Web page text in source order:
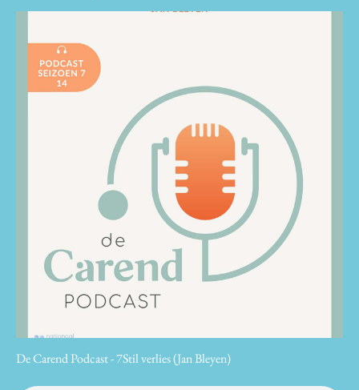
De Carend Podcast - 7Stil verlies (Jan Bleyen)